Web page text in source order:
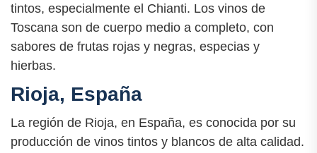
tintos, especialmente el Chianti. Los vinos de
Toscana son de cuerpo medio a completo, con
sabores de frutas rojas y negras, especias y
hierbas.
Rioja, España
La región de Rioja, en España, es conocida por su
producción de vinos tintos y blancos de alta calidad.